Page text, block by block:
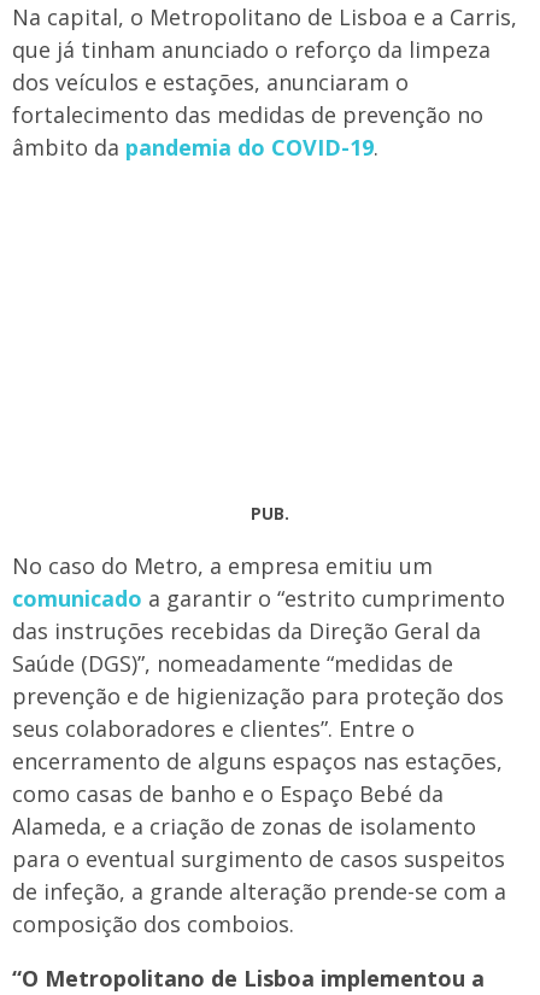
Na capital, o Metropolitano de Lisboa e a Carris,
que já tinham anunciado o reforço da limpeza
dos veículos e estações, anunciaram o
fortalecimento das medidas de prevenção no
âmbito da pandemia do COVID-19.
PUB.
No caso do Metro, a empresa emitiu um
comunicado a garantir o “estrito cumprimento
das instruções recebidas da Direção Geral da
Saúde (DGS)”, nomeadamente “medidas de
prevenção e de higienização para proteção dos
seus colaboradores e clientes”. Entre o
encerramento de alguns espaços nas estações,
como casas de banho e o Espaço Bebé da
Alameda, e a criação de zonas de isolamento
para o eventual surgimento de casos suspeitos
de infeção, a grande alteração prende-se com a
composição dos comboios.
“O Metropolitano de Lisboa implementou a